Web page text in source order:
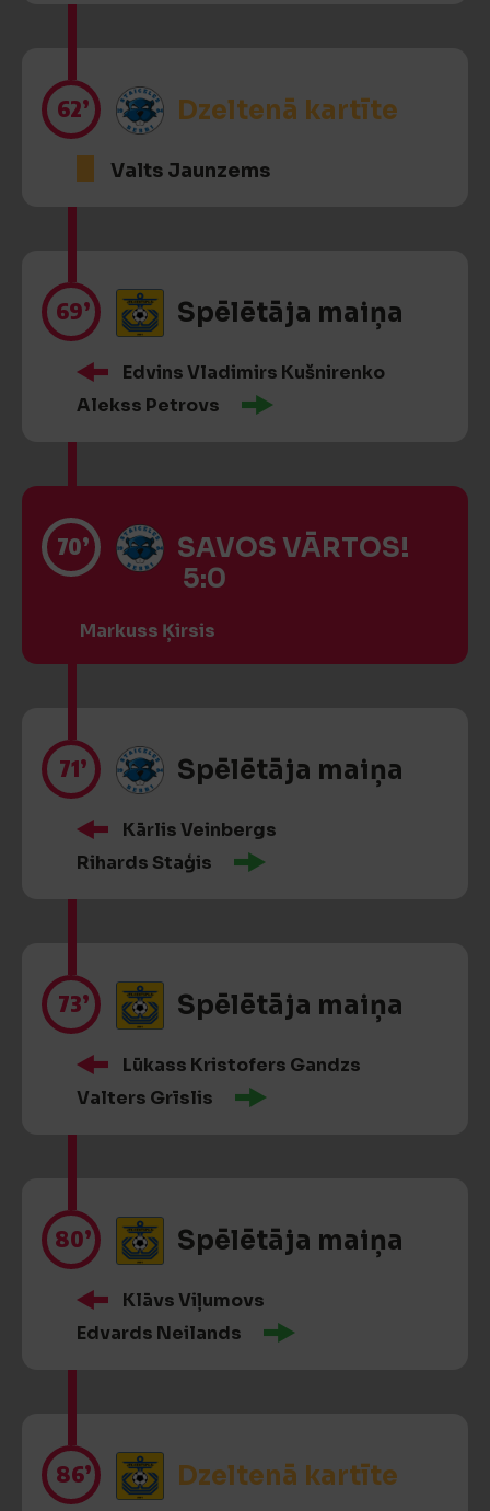
62’ Dzeltenā kartīte
Valts Jaunzems
69’ Spēlētāja maiņa
Edvins Vladimirs Kušnirenko
Alekss Petrovs
70’
SAVOS VĀRTOS!
5:0
Markuss Ķirsis
71’ Spēlētāja maiņa
Kārlis Veinbergs
Rihards Staģis
73’ Spēlētāja maiņa
Lūkass Kristofers Gandzs
Valters Grīslis
80’ Spēlētāja maiņa
Klāvs Viļumovs
Edvards Neilands
86’ Dzeltenā kartīte